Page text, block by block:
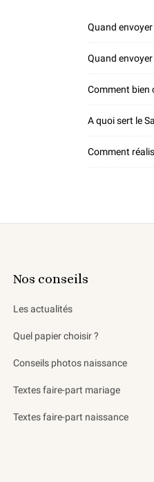
Quand
Quand
Comment bien
A quoi sert le
Comment
Nos conseils
Les actualités
Quel papier choisir ?
Conseils photos naissance
Textes faire-part mariage
Textes faire-part naissance